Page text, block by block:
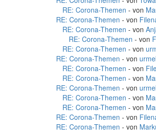
RE: Corona-Themen - von
RE: Corona-Themen - von
RE: Corona-Themen - von
RE: Corona-Themen - von
RE: Corona-Themen - von
RE: Corona-Themen - von
RE: Corona-Themen - von
RE: Corona-Themen - von
RE: Corona-Themen - von
RE: Corona-Themen - von
RE: Corona-Themen - von
RE: Corona-Themen - von
RE: Corona-Themen - von